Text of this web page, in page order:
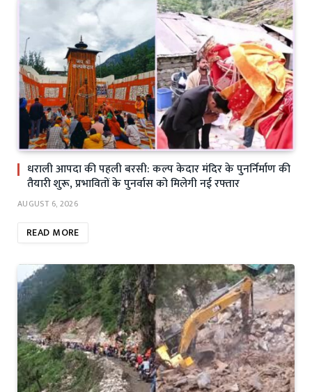
धराली आपदा की पहली बरसी: कल्प केदार मंदिर के पुनर्निर्माण की
तैयारी शुरू, प्रभावितों के पुनर्वास को मिलेगी नई रफ्तार
AUGUST 6, 2026
READ MORE